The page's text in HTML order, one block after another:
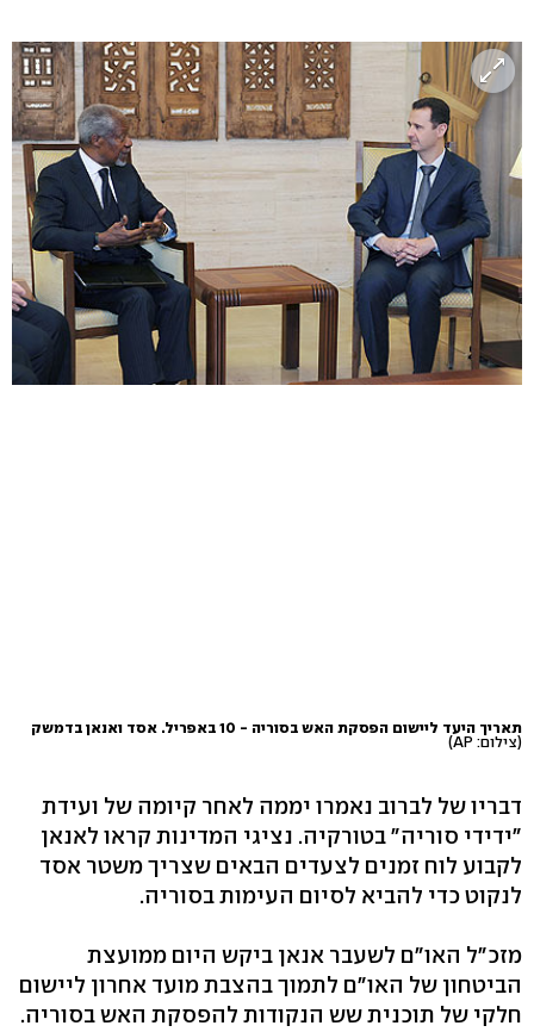
תאריך היעד ליישום הפסקת האש בסוריה - 10 באפריל. אסד ואנאן בדמשק
(צילום: AP)
דבריו של לברוב נאמרו יממה לאחר קיומה של ועידת
"ידידי סוריה" בטורקיה. נציגי המדינות קראו לאנאן
לקבוע לוח זמנים לצעדים הבאים שצריך משטר אסד
לנקוט כדי להביא לסיום העימות בסוריה.
מזכ"ל האו"ם לשעבר אנאן ביקש היום ממועצת
הביטחון של האו"ם לתמוך בהצבת מועד אחרון ליישום
חלקי של תוכנית שש הנקודות להפסקת האש בסוריה.